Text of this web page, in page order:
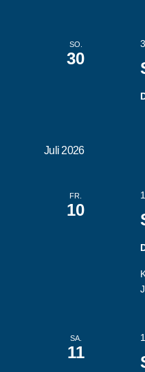
SO.
30
Juli 2026
FR.
10
SA.
11